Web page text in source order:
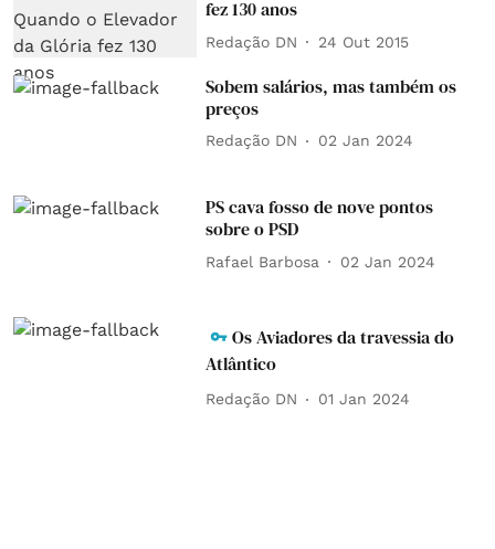
fez 130 anos
Redação DN 24 Out 2015
Sobem salários, mas também os
preços
Redação DN 02 Jan 2024
PS cava fosso de nove pontos
sobre o PSD
Rafael Barbosa 02 Jan 2024
Os Aviadores da travessia do
Atlântico
Redação DN 01 Jan 2024